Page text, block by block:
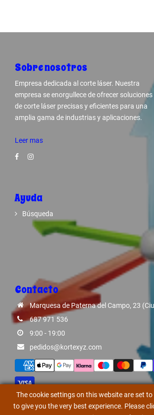
Sobre nosotros
Empresa dedicada al corte láser. Nuestra
empresa se enorgullece de ofrecer soluciones
de corte láser precisas y eficientes para una
amplia gama de industrias y aplicaciones.
Leer mas
Ayuda
Búsqueda
Contacto
Marquesa de Paterna del Campo, 23
687 971 536
9:00 - 19:00
pedidos@kortexyz.com
The cookie settings on this website are set
to give you the very best experience. Please